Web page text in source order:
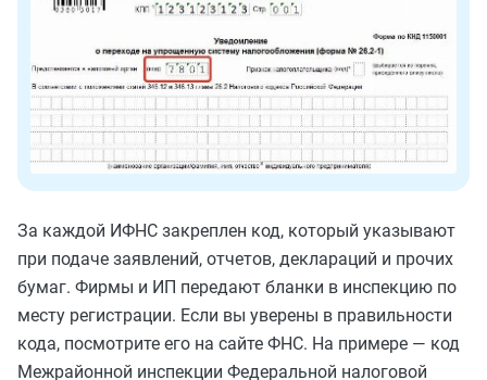
За каждой ИФНС закреплен код, который указывают
при подаче заявлений, отчетов, деклараций и прочих
бумаг. Фирмы и ИП передают бланки в инспекцию по
месту регистрации. Если вы уверены в правильности
кода, посмотрите его на сайте ФНС. На примере — код
Межрайонной инспекции Федеральной налоговой